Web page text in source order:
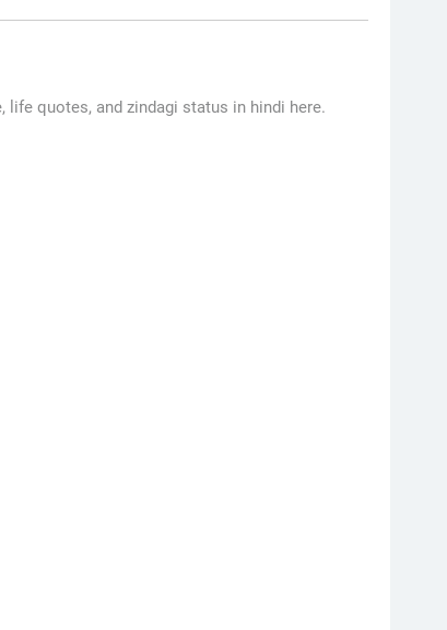
quotes, and zindagi status in hindi here.